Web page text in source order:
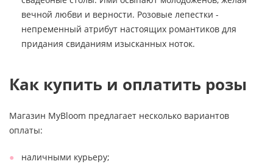
вечной любви и верности. Розовые лепестки -
непременный атрибут настоящих романтиков для
придания свиданиям изысканных ноток.
Как купить и оплатить розы
Магазин MyBloom предлагает несколько вариантов
оплаты:
наличными курьеру;